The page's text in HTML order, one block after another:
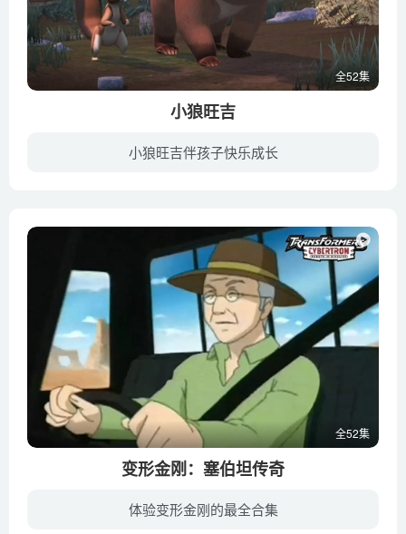
全52集
小狼旺吉
小狼旺吉伴孩子快乐成长
全52集
变形金刚：塞伯坦传奇
体验变形金刚的最全合集